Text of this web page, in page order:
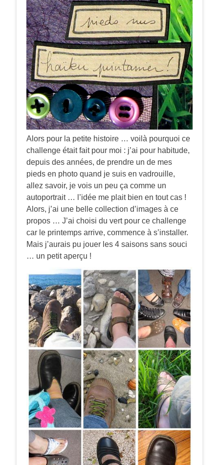
Alors pour la petite histoire … voilà pourquoi ce
challenge était fait pour moi : j’ai pour habitude,
depuis des années, de prendre un de mes
pieds en photo quand je suis en vadrouille,
allez savoir, je vois un peu ça comme un
autoportrait … l’idée me plait bien en tout cas !
Alors, j’ai une belle collection d’images à ce
propos … J’ai choisi du vert pour ce challenge
car le printemps arrive, commence à s’installer.
Mais j’aurais pu jouer les 4 saisons sans souci
… un petit aperçu !